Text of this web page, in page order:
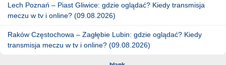
Lech Poznań – Piast Gliwice: gdzie oglądać? Kiedy transmisja
meczu w tv i online? (09.08.2026)
Raków Częstochowa – Zagłębie Lubin: gdzie oglądać? Kiedy
transmisja meczu w tv i online? (09.08.2026)